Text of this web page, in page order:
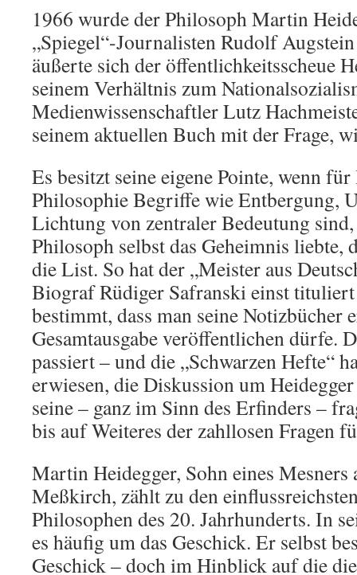
1966 wurde der Philosoph Martin
„Spiegel“-Journalisten Rudolf
äußerte sich der öffentlichkeitsscheue
seinem Verhältnis zum
Medienwissenschaftler Lutz
seinem aktuellen Buch mit der Frage,
Es besitzt seine eigene Pointe, wenn
Philosophie Begriffe wie Entbergung,
Lichtung von zentraler Bedeutung
Philosoph selbst das Geheimnis liebte,
die List. So hat der „Meister aus
Biograf Rüdiger Safranski einst tituliert
bestimmt, dass man seine Notizbücher
Gesamtausgabe veröffentlichen dürfe.
passiert – und die „Schwarzen Hefte“
erwiesen, die Diskussion um
seine – ganz im Sinn des Erfinders –
bis auf Weiteres der zahllosen Fragen
Martin Heidegger, Sohn eines Mesners
Meßkirch, zählt zu den
Philosophen des 20. Jahrhunderts. In
es häufig um das Geschick. Er selbst
Geschick – doch im Hinblick auf die